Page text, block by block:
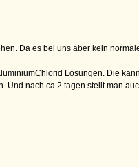
Da es bei uns aber kein
Lösungen. Die
nach ca 2 tagen stellt man